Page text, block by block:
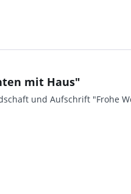
mit Haus"
und Aufschrift "Frohe